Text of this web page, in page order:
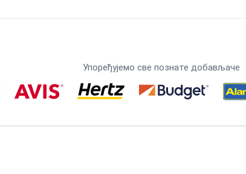
Упоређујемо све познате добављаче